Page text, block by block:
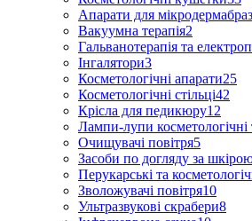
Апарати для
Вакуумна терапія2
Гальванотерапія та
Інгалятори3
Косметологічні апарати25
Косметологічні стільці42
Крісла для педикюру12
Лампи-лупи косметологічні
Очищувачі повітря5
Засоби по догляду за
Перукарські та
Зволожувачі повітря10
Ультразвукові скрабери8